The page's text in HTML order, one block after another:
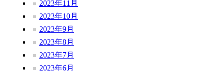
2023年11月
2023年10月
2023年9月
2023年8月
2023年7月
2023年6月